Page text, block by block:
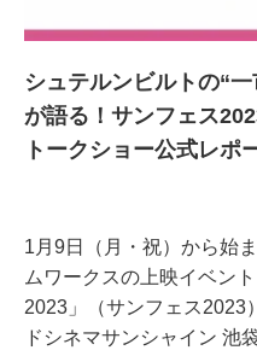
シュテルンビルトの“
が語る！サンフェス
トークショー公式レポ
1月9日（月・祝）から始
ムワークスの上映イベン
2023」（サンフェス2023
ドシネマサンシャイン 池